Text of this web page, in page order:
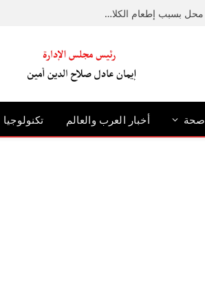
ضبط متهم حطم رصيفًا بمطرقة وتعدى على صاحبة محل بسبب إطعام الكلاب الضالة بالإسكندرية
صحة أخبار العرب والعالم تكنولوجيا